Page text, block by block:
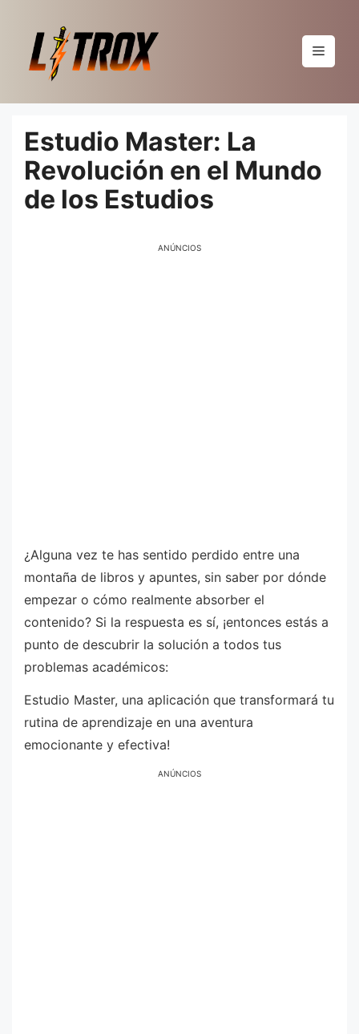
conteúdo
Menu
Estudio Master: La
Revolución en el Mundo
de los Estudios
ANÚNCIOS
¿Alguna vez te has sentido perdido entre una
montaña de libros y apuntes, sin saber por dónde
empezar o cómo realmente absorber el
contenido? Si la respuesta es sí, ¡entonces estás a
punto de descubrir la solución a todos tus
problemas académicos:
Estudio Master, una aplicación que transformará tu
rutina de aprendizaje en una aventura
emocionante y efectiva!
ANÚNCIOS